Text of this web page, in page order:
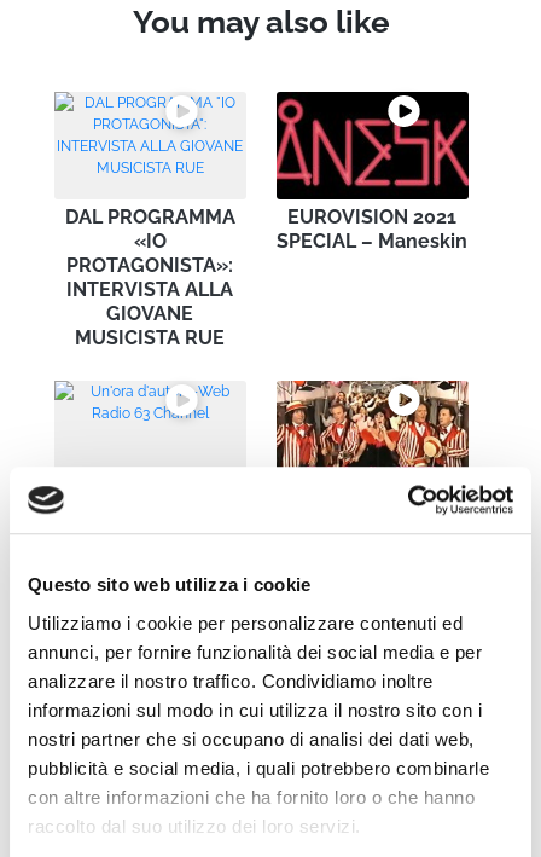
Questo sito web utilizza i cookie
Utilizziamo i cookie per personalizzare contenuti ed
annunci, per fornire funzionalità dei social media e per
analizzare il nostro traffico. Condividiamo inoltre
informazioni sul modo in cui utilizza il nostro sito con i
nostri partner che si occupano di analisi dei dati web,
pubblicità e social media, i quali potrebbero combinarle
con altre informazioni che ha fornito loro o che hanno
raccolto dal suo utilizzo dei loro servizi.
You may also like
DAL PROGRAMMA
«IO
PROTAGONISTA»:
INTERVISTA ALLA
GIOVANE
MUSICISTA RUE
EUROVISION 2021
SPECIAL – Maneskin
Un’ora d’autore-Web
Radio 63 Channel
Marisa Laurito in
viaggio con i Pooh
ORNELLA VANONI +
GINO PAOLI LIVE
GIGI PROIETTI – E
ME METTO A CANTA
SOFIA